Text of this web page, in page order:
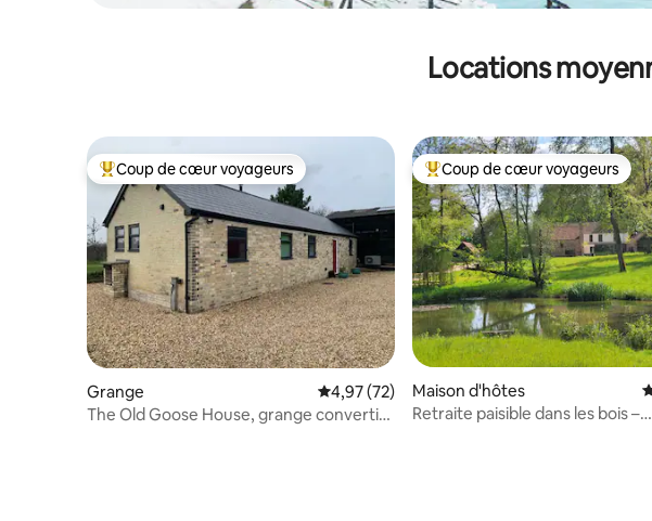
Locations
Coups de cœur voyageurs les plus appréciés
Coup de cœur voyageurs
Grange Évaluation moyenne sur la base de 72
4,97 (72)
The Old Goose House, grange convertie
Coups de cœur voyageurs les
Coup de cœur voyageurs
Maison d'hôtes
Retraite paisible dans les bois –